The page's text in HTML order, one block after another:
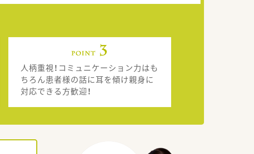
人柄重視！コミュニケーション力はも
ちろん患者様の話に耳を傾け親身に
対応できる方歓迎！